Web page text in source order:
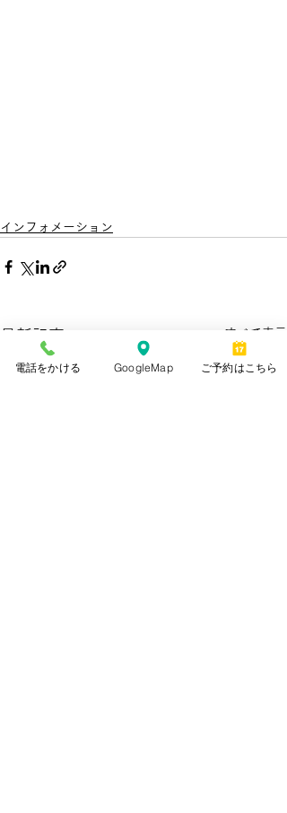
インフォメーション
最新記事 すべて表示
電話をかける GoogleMap ご予約はこちら